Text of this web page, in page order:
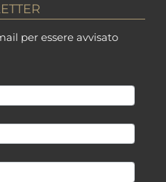
per essere avvisato